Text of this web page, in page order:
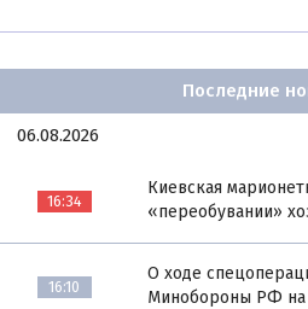
Последние
06.08.2026
16:34
Киевская
«переобувании»
16:10
О ходе
Минобороны РФ на